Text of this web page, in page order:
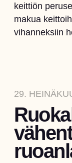
keittiön
makua
vihanneksiin
29.